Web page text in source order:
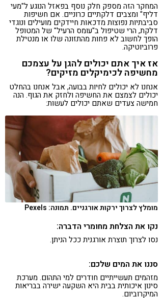
המחקר הזה מספק חלק נוסף בפאזל הנוגע ל"מעי
דליף" ומצבים דלקתיים כרוניים. אם חשיפות
סביבתיות נפוצות מדכאות חיידקים מועילים ונוגדי
דלקת, הרי שטיפול ב"עומס הרעיל" של המטופל
הופך לחשוב לא פחות מהתזונה שלו או מנטילת
פרוביוטיקה.
אז איך אתם יכולים להגן על עצמכם
מחשיפה לכימיקלים מזיקים?
אנחנו לא יכולים לחיות בבועה, אבל אנחנו בהחלט
יכולים לצמצם את החשיפה ולחזק את הגוף. הנה
חמישה צעדים שאתם יכולים לעשות:
מומלץ לצרוך ירקות אורגניים. תמונה: Pexels
נקו את הצלחת מחומרי הדברה:
נסו לצרוך תוצרת אורגנית ככל הניתן.
סננו את המים שלכם:
מזהמים תעשייתיים חודרים למי התהום. מערכת
סינון איכותית בבית היא השקעה ישירה בבריאות
המיקרוביום.